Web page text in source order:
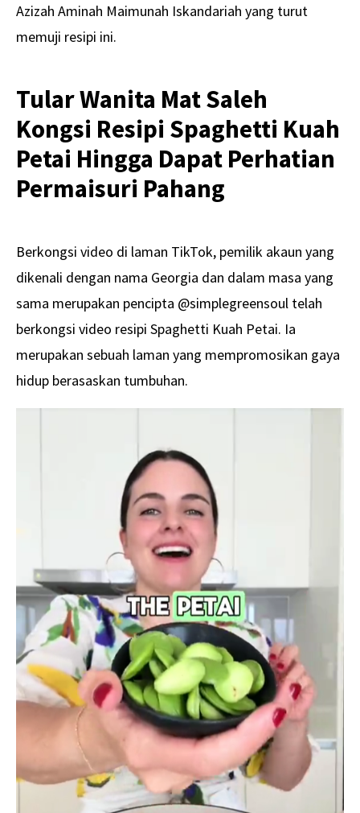
Azizah Aminah Maimunah Iskandariah yang turut
memuji resipi ini.
Tular Wanita Mat Saleh
Kongsi Resipi Spaghetti Kuah
Petai Hingga Dapat Perhatian
Permaisuri Pahang
Berkongsi video di laman TikTok, pemilik akaun yang
dikenali dengan nama Georgia dan dalam masa yang
sama merupakan pencipta @simplegreensoul telah
berkongsi video resipi Spaghetti Kuah Petai. Ia
merupakan sebuah laman yang mempromosikan gaya
hidup berasaskan tumbuhan.